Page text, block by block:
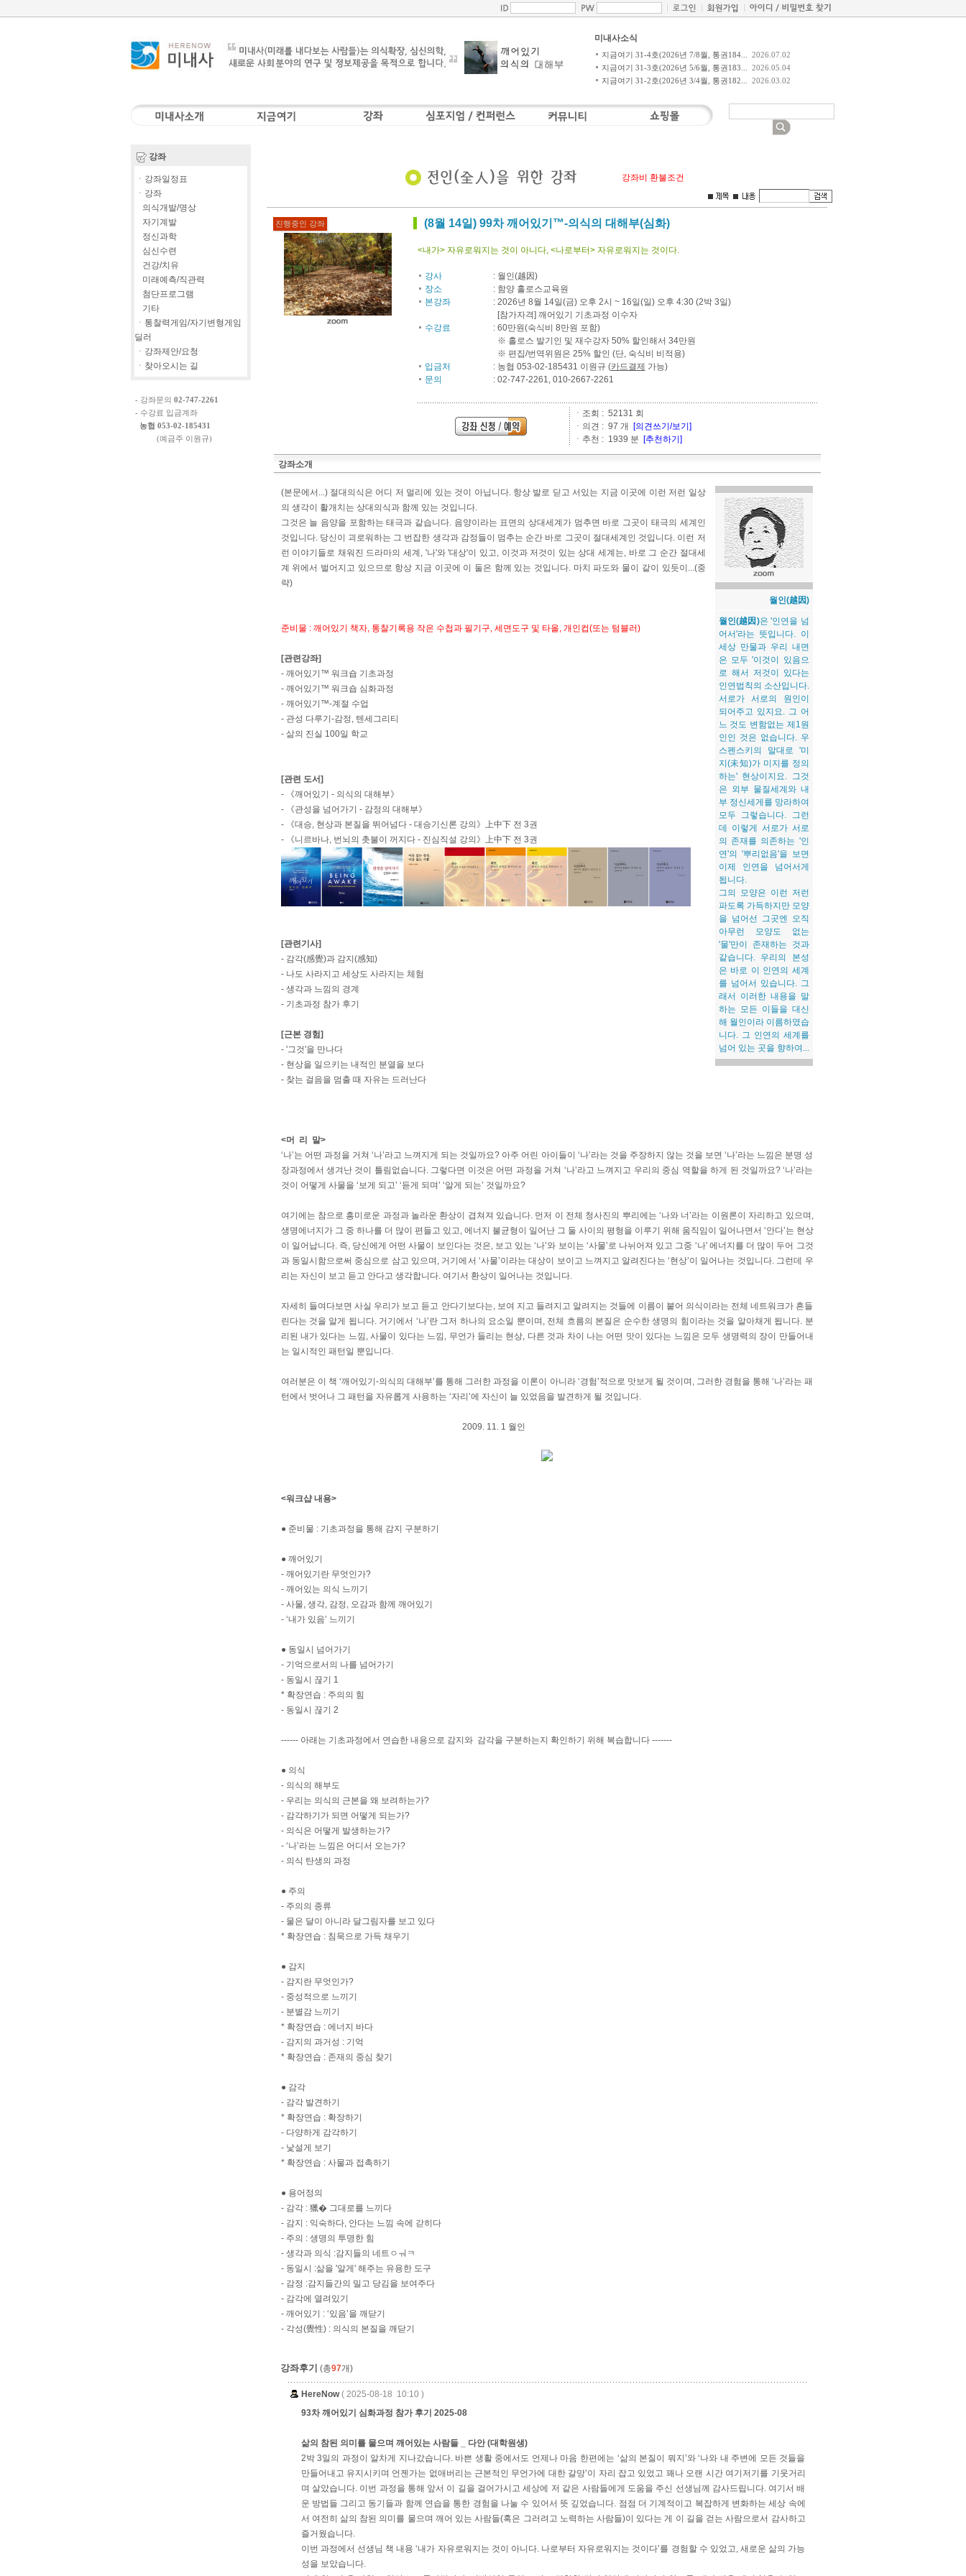
미내사소식
지금여기 31-4호(2026년 7/8월, 통권184...
2026.07.02
지금여기 31-3호(2026년 5/6월, 통권183...
2026.05.04
지금여기 31-2호(2026년 3/4월, 통권182...
2026.03.02
강좌
ㆍ강좌일정표
ㆍ강좌
의식개발/명상
자기계발
정신과학
심신수련
건강/치유
미래예측/직관력
첨단프로그램
기타
ㆍ통찰력게임/자기변형게임
딜러
ㆍ강좌제안/요청
ㆍ찾아오시는 길
- 강좌문의 02-747-2261
- 수강료 입금계좌
농협 053-02-185431
(예금주 이원규)
강좌비 환불조건
진행중인 강좌 (8월 14일) 99차 깨어있기™-의식의 대해부(심화)
<내가> 자유로워지는 것이 아니다, <나로부터> 자유로워지는 것이다.
강사 : 월인(越因)
장소
: 함양 홀로스교육원
본강좌
: 2026년 8월 14일(금) 오후 2시 ~ 16일(일) 오후 4:30 (2박 3일)
[참가자격] 깨어있기 기초과정 이수자
수강료
: 60만원(숙식비 8만원 포함)
※ 홀로스 발기인 및 재수강자 50% 할인해서 34만원
※ 편집/번역위원은 25% 할인 (단, 숙식비 비적용)
입금처
: 농협 053-02-185431 이원규 (카드결제 가능)
문의
: 02-747-2261, 010-2667-2261
ㆍ조회 : 52131 회
ㆍ의견 : 97 개
[의견쓰기/보기]
ㆍ추천 : 1939 분 [추천하기]
강좌소개
월인(越因)
월인(越因)은 '인연을 넘
어서'라는 뜻입니다. 이
세상 만물과 우리 내면
은 모두 '이것이 있음으
로 해서 저것이 있다는
인연법칙의 소산입니다.
서로가 서로의 원인이
되어주고 있지요. 그 어
느 것도 변함없는 제1원
인인 것은 없습니다. 우
스펜스키의 말대로 '미
지(未知)가 미지를 정의
하는' 현상이지요. 그것
은 외부 물질세계와 내
부 정신세게를 망라하여
모두 그렇습니다. 그런
데 이렇게 서로가 서로
의 존재를 의존하는 '인
연'의 '뿌리없음'을 보면
이제 인연을 넘어서게
됩니다.
그의 모양은 이런 저런
파도록 가득하지만 모양
을 넘어선 그곳엔 오직
아무런 모양도 없는
'물'만이 존재하는 것과
같습니다. 우리의 본성
은 바로 이 인연의 세계
를 넘어서 있습니다. 그
래서 이러한 내용을 말
하는 모든 이들을 대신
해 월인이라 이름하였습
니다. 그 인연의 세계를
넘어 있는 곳을 향하여...
(본문에서...) 절대의식은 어디 저 멀리에 있는 것이 아닙니다. 항상 발로 딛고 서있는 지금 이곳에 이런 저런 일상
의 생각이 활개치는 상대의식과 함께 있는 것입니다.
그것은 늘 음양을 포함하는 태극과 같습니다. 음양이라는 표면의 상대세계가 멈추면 바로 그곳이 태극의 세계인
것입니다. 당신이 괴로워하는 그 번잡한 생각과 감정들이 멈추는 순간 바로 그곳이 절대세계인 것입니다. 이런 저
런 이야기들로 채워진 드라마의 세계, '나'와 '대상'이 있고, 이것과 저것이 있는 상대 세계는, 바로 그 순간 절대세
계 위에서 벌어지고 있으므로 항상 지금 이곳에 이 둘은 함께 있는 것입니다. 마치 파도와 물이 같이 있듯이...(중
략)
준비물 : 깨어있기 책자, 통찰기록용 작은 수첩과 필기구, 세면도구 및 타올, 개인컵(또는 텀블러)
[관련강좌]
- 깨어있기™ 워크숍 기초과정
- 깨어있기™ 워크숍 심화과정
- 깨어있기™-계절 수업
- 관성 다루기-감정, 텐세그리티
- 삶의 진실 100일 학교
[관련 도서]
-
《깨어있기 - 의식의 대해부》
-
《관성을 넘어가기 - 감정의 대해부》
-
《대승, 현상과 본질을 뛰어넘다 - 대승기신론 강의》上中下 전 3권
-
《니르바나, 번뇌의 촛불이 꺼지다 - 진심직설 강의》上中下 전 3권
[관련기사]
- 감각(感覺)과 감지(感知)
- 나도 사라지고 세상도 사라지는 체험
- 생각과 느낌의 경계
- 기초과정 참가 후기
[근본 경험]
- '그것'을 만나다
- 현상을 일으키는 내적인 분열을 보다
- 찾는 걸음을 멈출 때 자유는 드러난다
<머 리 말>
‘나’는 어떤 과정을 거쳐 ‘나’라고 느껴지게 되는 것일까요? 아주 어린 아이들이 ‘나’라는 것을 주장하지 않는 것을 보면 ‘나’라는 느낌은 분명 성
장과정에서 생겨난 것이 틀림없습니다. 그렇다면 이것은 어떤 과정을 거쳐 ‘나’라고 느껴지고 우리의 중심 역할을 하게 된 것일까요? ‘나’라는
것이 어떻게 사물을 ‘보게 되고’ ‘듣게 되며’ ‘알게 되는’ 것일까요?
여기에는 참으로 흥미로운 과정과 놀라운 환상이 겹쳐져 있습니다. 먼저 이 전체 청사진의 뿌리에는 ‘나와 너’라는 이원론이 자리하고 있으며,
생명에너지가 그 중 하나를 더 많이 편들고 있고, 에너지 불균형이 일어난 그 둘 사이의 평형을 이루기 위해 움직임이 일어나면서 ‘안다’는 현상
이 일어납니다. 즉, 당신에게 어떤 사물이 보인다는 것은, 보고 있는 ‘나’와 보이는 ‘사물’로 나뉘어져 있고 그중 ‘나' 에너지를 더 많이 두어 그것
과 동일시함으로써 중심으로 삼고 있으며, 거기에서 ‘사물’이라는 대상이 보이고 느껴지고 알려진다는 ‘현상’이 일어나는 것입니다. 그런데 우
리는 자신이 보고 듣고 안다고 생각합니다. 여기서 환상이 일어나는 것입니다.
자세히 들여다보면 사실 우리가 보고 듣고 안다기보다는, 보여 지고 들려지고 알려지는 것들에 이름이 붙어 의식이라는 전체 네트워크가 흔들
린다는 것을 알게 됩니다. 거기에서 ‘나’란 그저 하나의 요소일 뿐이며, 전체 흐름의 본질은 순수한 생명의 힘이라는 것을 알아채게 됩니다. 분
리된 내가 있다는 느낌, 사물이 있다는 느낌, 무언가 들리는 현상, 다른 것과 차이 나는 어떤 맛이 있다는 느낌은 모두 생명력의 장이 만들어내
는 일시적인 패턴일 뿐입니다.
여러분은 이 책 ‘깨어있기-의식의 대해부’를 통해 그러한 과정을 이론이 아니라 ‘경험’적으로 맛보게 될 것이며, 그러한 경험을 통해 ‘나’라는 패
턴에서 벗어나 그 패턴을 자유롭게 사용하는 ‘자리’에 자신이 늘 있었음을 발견하게 될 것입니다.
2009. 11. 1 월인
<워크샵 내용>
● 준비물 : 기초과정을 통해 감지 구분하기
● 깨어있기
- 깨어있기란 무엇인가?
- 깨어있는 의식 느끼기
- 사물, 생각, 감정, 오감과 함께 깨어있기
- ‘내가 있음’ 느끼기
● 동일시 넘어가기
- 기억으로서의 나를 넘어가기
- 동일시 끊기 1
* 확장연습 : 주의의 힘
- 동일시 끊기 2
------ 아래는 기초과정에서 연습한 내용으로 감지와 감각을 구분하는지 확인하기 위해 복습합니다 -------
● 의식
- 의식의 해부도
- 우리는 의식의 근본을 왜 보려하는가?
- 감각하기가 되면 어떻게 되는가?
- 의식은 어떻게 발생하는가?
- ‘나’라는 느낌은 어디서 오는가?
- 의식 탄생의 과정
● 주의
- 주의의 종류
- 물은 달이 아니라 달그림자를 보고 있다
* 확장연습 : 침묵으로 가득 채우기
● 감지
- 감지란 무엇인가?
- 중성적으로 느끼기
- 분별감 느끼기
* 확장연습 : 에너지 바다
- 감지의 과거성 : 기억
* 확장연습 : 존재의 중심 찾기
● 감각
- 감각 발견하기
* 확장연습 : 확장하기
- 다양하게 감각하기
- 낯설게 보기
* 확장연습 : 사물과 접촉하기
● 용어정의
- 감각 : 獵� 그대로를 느끼다
- 감지 : 익숙하다, 안다는 느낌 속에 갇히다
- 주의 : 생명의 투명한 힘
- 생각과 의식 :감지들의 네트ㅇㅝㅋ
- 동일시 :삶을 '알게' 해주는 유용한 도구
- 감정 :감지들간의 밀고 당김을 보여주다
- 감각에 열려있기
- 깨어있기 : ‘있음’을 깨닫기
- 각성(覺性) : 의식의 본질을 깨닫기
강좌후기 (총97개)
HereNow ( 2025-08-18 10:10 )
93차 깨어있기 심화과정 참가 후기 2025-08
삶의 참된 의미를 물으며 깨어있는 사람들 _ 다안 (대학원생)
2박 3일의 과정이 알차게 지나갔습니다. 바쁜 생활 중에서도 언제나 마음 한편에는 ‘삶의 본질이 뭐지’와 ‘나와 내 주변에 모든 것들을
만들어내고 유지시키며 언젠가는 없애버리는 근본적인 무언가에 대한 갈망’이 자리 잡고 있었고 꽤나 오랜 시간 여기저기를 기웃거리
며 살았습니다. 이번 과정을 통해 앞서 이 길을 걸어가시고 세상에 저 같은 사람들에게 도움을 주신 선생님께 감사드립니다. 여기서 배
운 방법들 그리고 동기들과 함께 연습을 통한 경험을 나눌 수 있어서 뜻 깊었습니다. 점점 더 기계적이고 복잡하게 변화하는 세상 속에
서 여전히 삶의 참된 의미를 물으며 깨어 있는 사람들(혹은 그러려고 노력하는 사람들)이 있다는 게 이 길을 걷는 사람으로서 감사하고
즐거웠습니다.
이번 과정에서 선생님 책 내용 ‘내가 자유로워지는 것이 아니다. 나로부터 자유로워지는 것이다’를 경험할 수 있었고, 새로운 삶의 가능
성을 보았습니다.